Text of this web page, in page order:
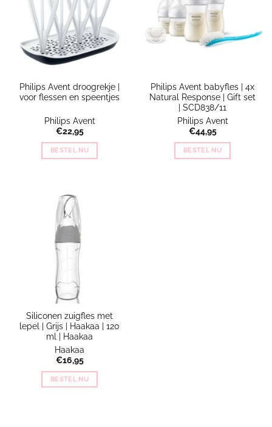
Philips Avent droogrekje |
voor flessen en speentjes
Philips Avent
€22,95
BESTEL NU
Philips Avent babyfles | 4x
Natural Response | Gift set
| SCD838/11
Philips Avent
€44,95
BESTEL NU
Siliconen zuigfles met
lepel | Grijs | Haakaa | 120
ml | Haakaa
Haakaa
€16,95
BESTEL NU